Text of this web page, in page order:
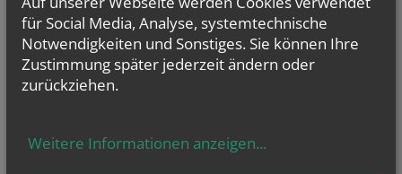
Presse
Shop
für Social Media, Analyse, systemtechnische
Notwendigkeiten und Sonstiges. Sie können Ihre
Zustimmung später jederzeit ändern oder
zurückziehen.
Weitere Informationen anzeigen...